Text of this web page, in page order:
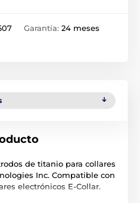
Garantía: 24 meses
de titanio para collares
Inc. Compatible con
electrónicos E-Collar.